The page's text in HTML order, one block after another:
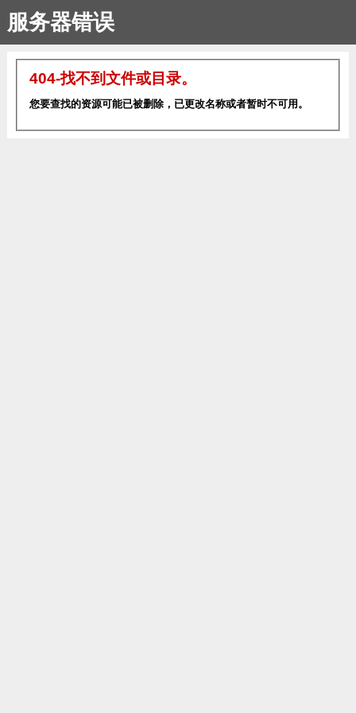
服务器错误
404-找不到文件或目录。
您要查找的资源可能已被删除，已更改名称或者暂时不可用。